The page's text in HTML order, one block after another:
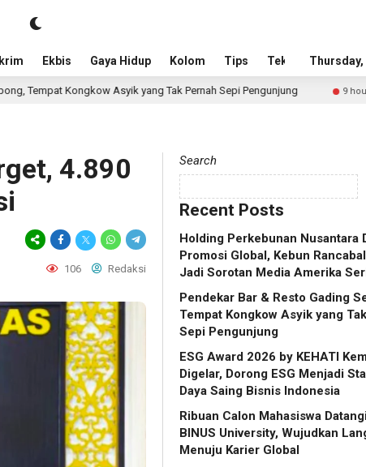
Ekbis Gaya Hidup Kolom Tips Tekno Thursday,
Asyik yang Tak Pernah Sepi Pengunjung 9 hour ago ESG
4.890
106 Redaksi
Search
Recent Posts
Holding Perkebunan Nusantara
Promosi Global, Kebun
Jadi Sorotan Media Amerika
Pendekar Bar & Resto Gading
Tempat Kongkow Asyik yang
Sepi Pengunjung
ESG Award 2026 by KEHATI
Digelar, Dorong ESG Menjadi
Daya Saing Bisnis Indonesia
Ribuan Calon Mahasiswa
BINUS University, Wujudkan
Menuju Karier Global